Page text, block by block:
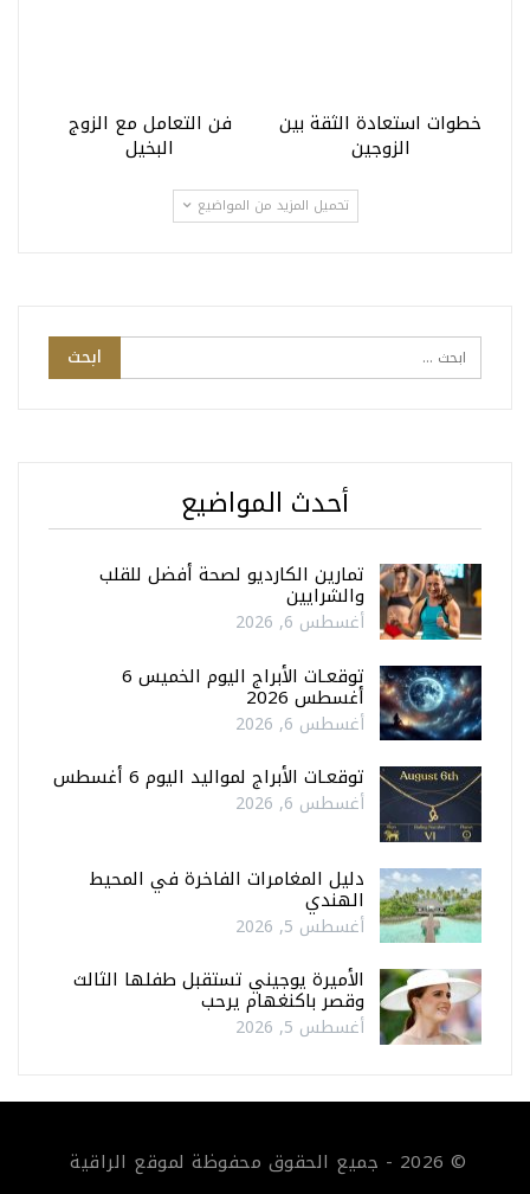
خطوات استعادة الثقة بين
الزوجين
فن التعامل مع الزوج
البخيل
تحميل المزيد من المواضيع
أحدث المواضيع
تمارين الكارديو لصحة أفضل للقلب
والشرايين
أغسطس 6, 2026
توقعـات الأبراج اليوم الخميس 6
أغسطس 2026
أغسطس 6, 2026
توقعـات الأبراج لمواليد اليوم 6 أغسطس
أغسطس 6, 2026
دليل المغامرات الفاخرة في المحيط
الهندي
أغسطس 5, 2026
الأميرة يوجيني تستقبل طفلها الثالث
وقصر باكنغهام يرحب
أغسطس 5, 2026
© 2026 - جميع الحقوق محفوظة لموقع الراقية